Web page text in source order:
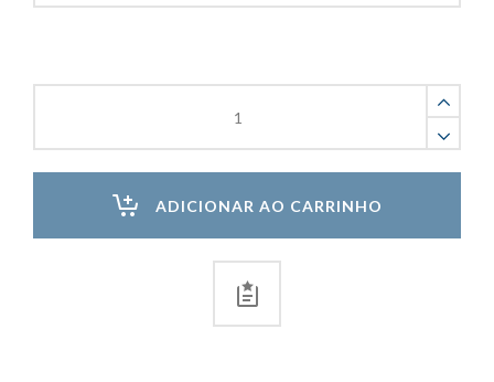
ADICIONAR AO CARRINHO